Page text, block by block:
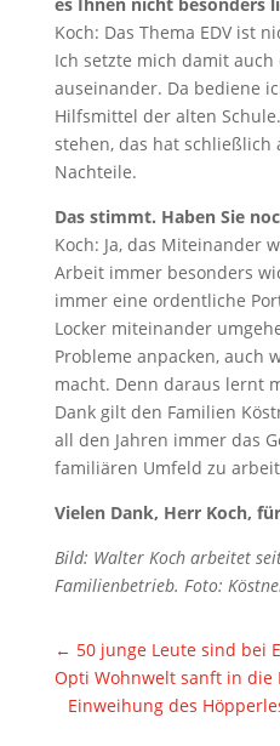
Koch: Das Thema EDV ist
Ich setzte mich damit
auseinander. Da bediene
Hilfsmittel der alten
stehen, das hat schließlich
Nachteile.
Das stimmt. Haben Sie
Koch: Ja, das Miteinander
Arbeit immer besonders
immer eine ordentliche
Locker miteinander
Probleme anpacken, auch
macht. Denn daraus lernt
Dank gilt den Familien
all den Jahren immer das
familiären Umfeld zu
Vielen Dank, Herr Koch,
Bild: Walter Koch arbeitet
Familienbetrieb. Foto:
← 50 junge Leute sind bei
Opti Wohnwelt sanft in die
Einweihung des